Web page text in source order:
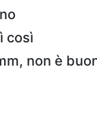
così
non è